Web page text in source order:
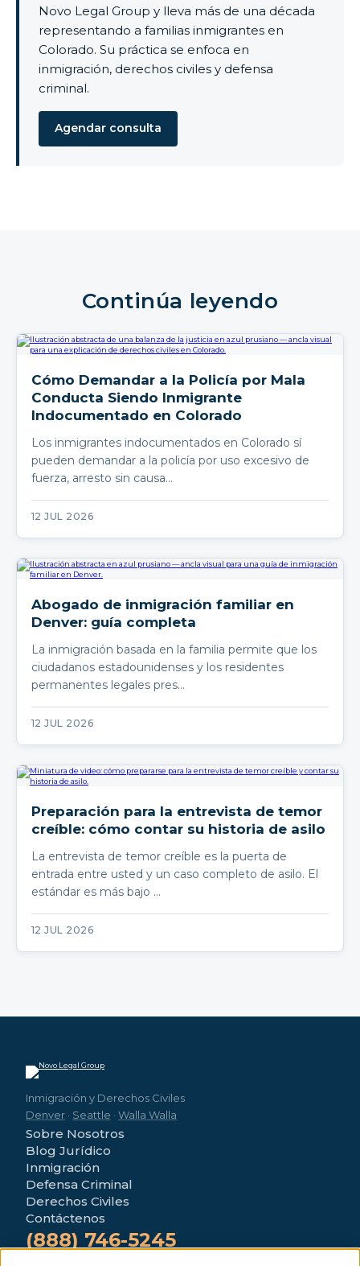
Novo Legal Group y lleva más de una década
representando a familias inmigrantes en
Colorado. Su práctica se enfoca en
inmigración, derechos civiles y defensa
criminal.
Agendar consulta
Continúa leyendo
Cómo Demandar a la Policía por Mala
Conducta Siendo Inmigrante
Indocumentado en Colorado
Los inmigrantes indocumentados en Colorado sí
pueden demandar a la policía por uso excesivo de
fuerza, arresto sin causa…
12 JUL 2026
Abogado de inmigración familiar en
Denver: guía completa
La inmigración basada en la familia permite que los
ciudadanos estadounidenses y los residentes
permanentes legales pres…
12 JUL 2026
Preparación para la entrevista de temor
creíble: cómo contar su historia de asilo
La entrevista de temor creíble es la puerta de
entrada entre usted y un caso completo de asilo. El
estándar es más bajo …
12 JUL 2026
Inmigración y Derechos Civiles
Denver · Seattle · Walla Walla
Sobre Nosotros
Blog Jurídico
Inmigración
Defensa Criminal
Derechos Civiles
Contáctenos
(888) 746-5245